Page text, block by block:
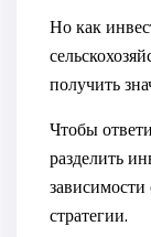
Но как
получить
Чтобы
разделить
стратегии.